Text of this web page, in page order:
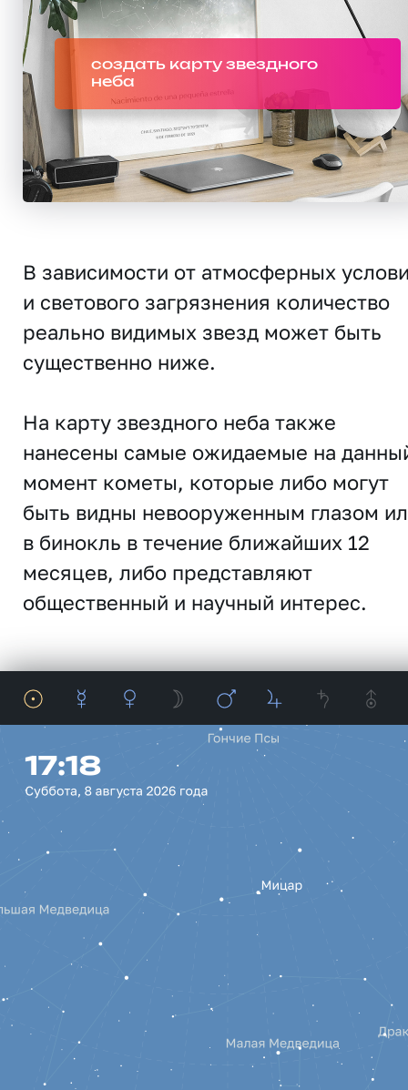
создать карту звездного
неба
В зависимости от атмосферных
и светового загрязнения количество
реально видимых звезд может быть
существенно ниже.
На карту звездного неба также
нанесены самые ожидаемые на
момент кометы, которые либо могут
быть видны невооруженным глазом
в бинокль в течение ближайших 12
месяцев, либо представляют
общественный и научный интерес.